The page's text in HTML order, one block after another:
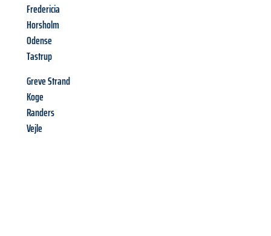
Fredericia
Horsholm
Odense
Tastrup
Greve Strand
Koge
Randers
Vejle